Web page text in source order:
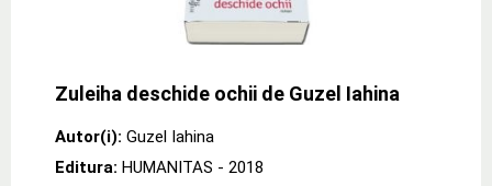
Zuleiha deschide ochii de Guzel Iahina
Autor(i): Guzel Iahina
Editura: HUMANITAS - 2018